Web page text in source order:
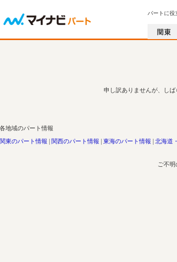
パートに役
申し訳ありませんが、し
各地域のパート情報
関東のパート情報
関西のパート情報 東海のパート情報 北海道
ご不明